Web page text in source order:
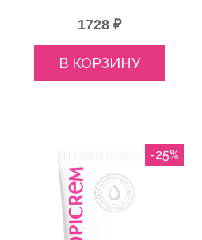
1728 ₽
В КОРЗИНУ
-25%